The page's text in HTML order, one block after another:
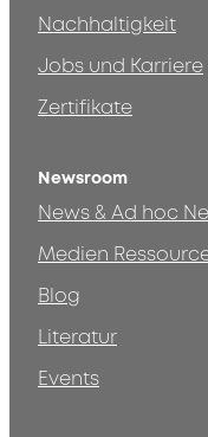
Nachhaltigkeit
Jobs und Karriere
Zertifikate
Newsroom
News & Ad hoc
Medien
Blog
Literatur
Events